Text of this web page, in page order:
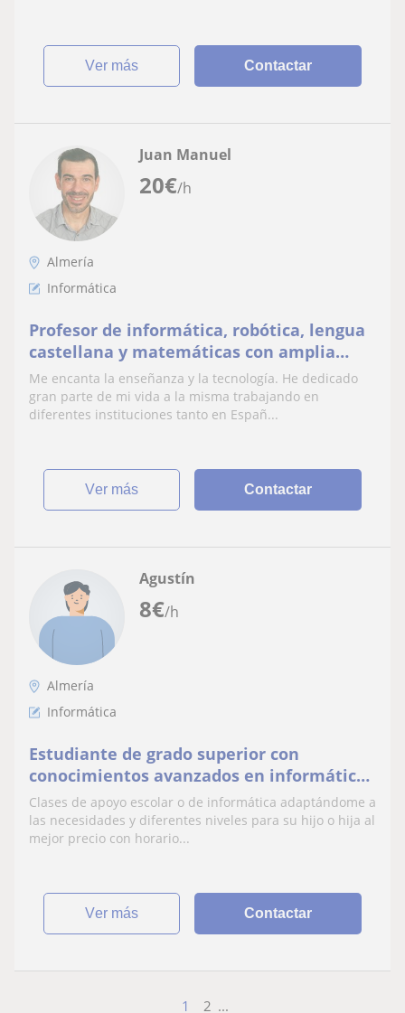
ver más Contactar
20€/h
Juan Manuel
Almería
Informática
Profesor de informática, robótica, lengua
castellana y matemáticas con amplia
experiencia (alrededor de 20 años).
Me encanta la enseñanza y la tecnología. He dedicado
gran parte de mi vida a la misma trabajando en
diferentes instituciones tanto en Españ...
ver más Contactar
8€/h
Agustín
Almería
Informática
Estudiante de grado superior con
conocimientos avanzados en informática
y alto nivel de inglés.
Clases de apoyo escolar o de informática adaptándome a
las necesidades y diferentes niveles para su hijo o hija al
mejor precio con horario...
ver más Contactar
1 2 ...